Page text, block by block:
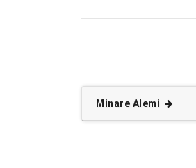
Minare Alemi